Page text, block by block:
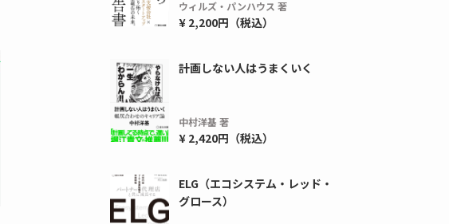
ウィルズ・パンハウス 著
¥ 2,200円（税込）
計画しない人はうまくいく
中村洋基 著
¥ 2,420円（税込）
ELG（エコシステム・レッド・
グロース）